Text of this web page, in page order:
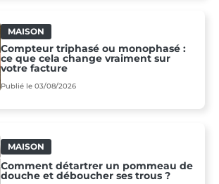
MAISON
Compteur triphasé ou monophasé :
ce que cela change vraiment sur
votre facture
Publié le 03/08/2026
MAISON
Comment détartrer un pommeau de
douche et déboucher ses trous ?